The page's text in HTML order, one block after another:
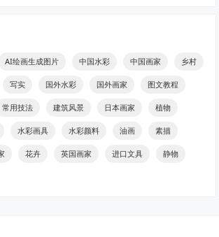
AI绘画生成图片 中国水彩 中国画家 乡村
写实 国外水彩 国外画家 图文教程
常用技法 建筑风景 日本画家 植物
水彩画具 水彩颜料 油画 素描
花卉 英国画家 进口文具 静物